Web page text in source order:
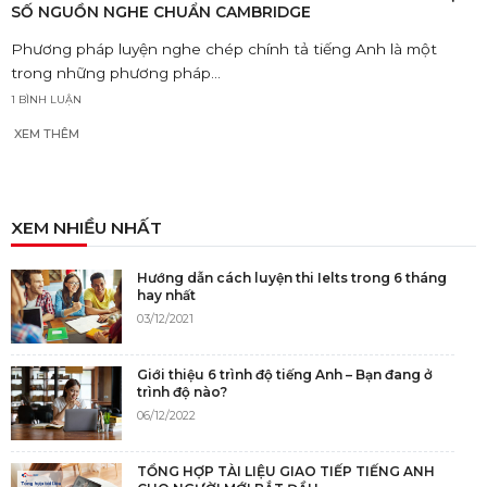
SỐ NGUỒN NGHE CHUẨN CAMBRIDGE
Phương pháp luyện nghe chép chính tả tiếng Anh là một
trong những phương pháp...
1 BÌNH LUẬN
XEM THÊM
XEM NHIỀU NHẤT
Hướng dẫn cách luyện thi Ielts trong 6 tháng
hay nhất
03/12/2021
Giới thiệu 6 trình độ tiếng Anh – Bạn đang ở
trình độ nào?
06/12/2022
TỔNG HỢP TÀI LIỆU GIAO TIẾP TIẾNG ANH